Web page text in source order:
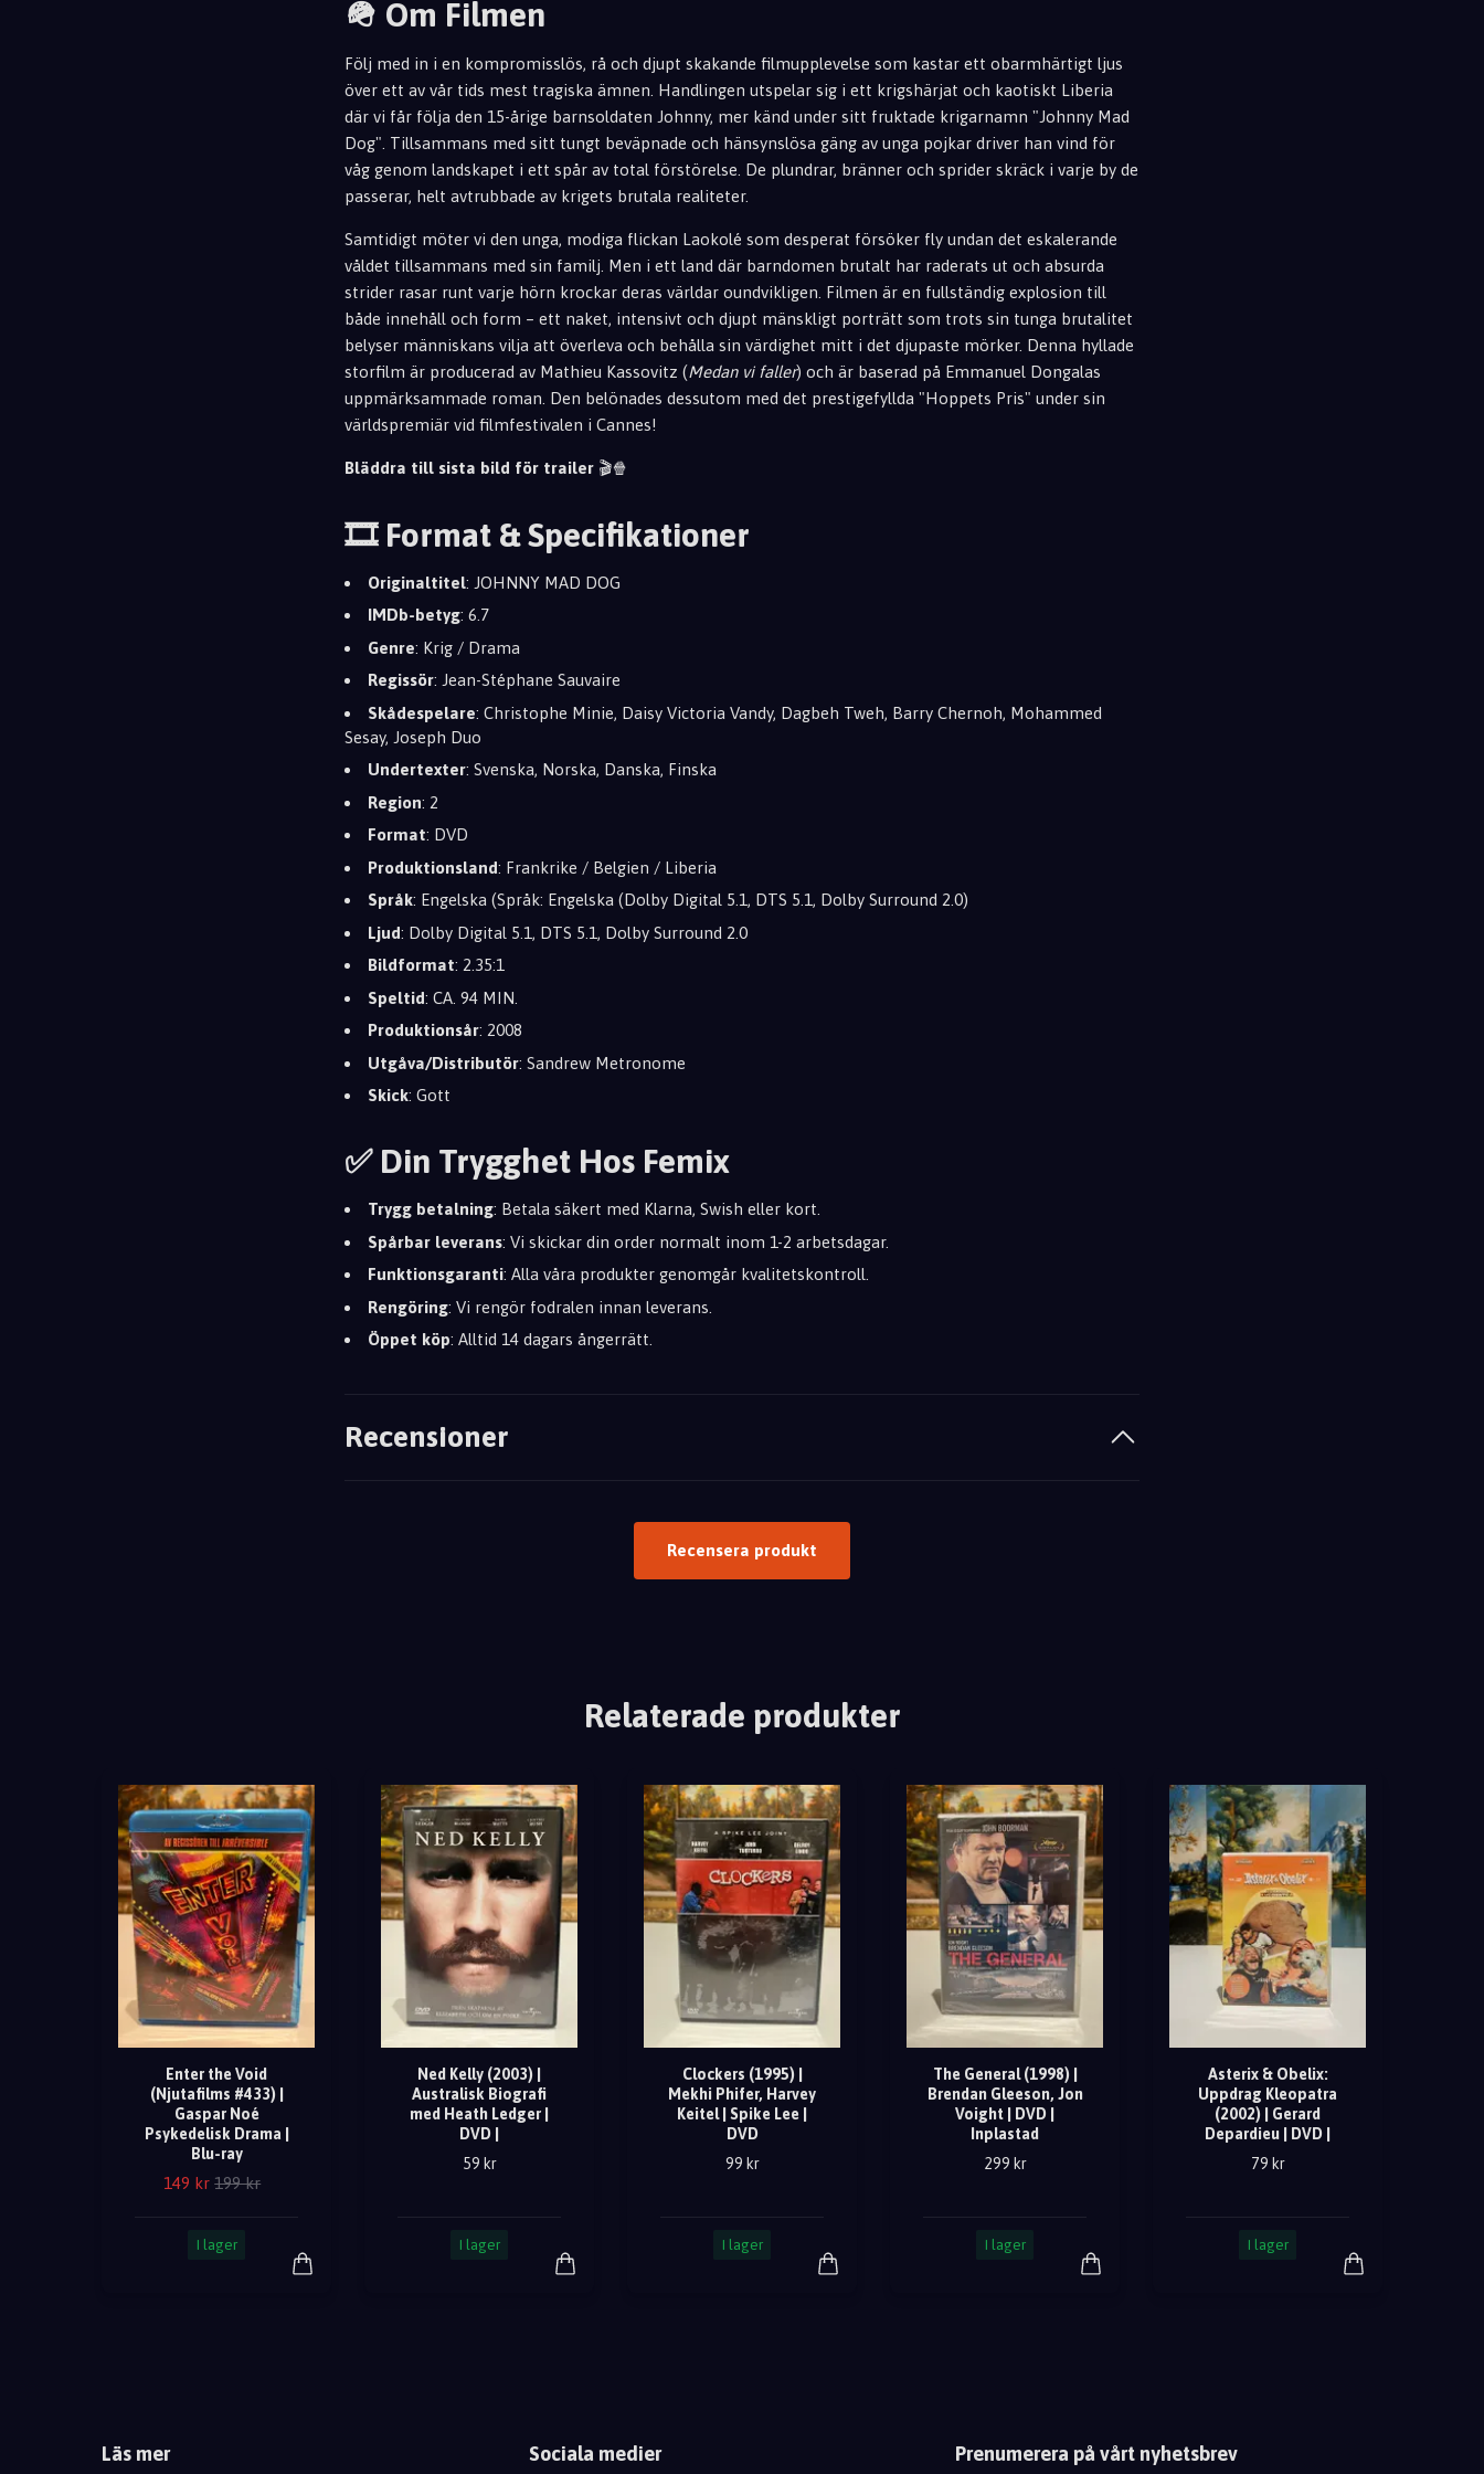
🪖 Om Filmen
Följ med in i en kompromisslös, rå och djupt skakande filmupplevelse som kastar ett obarmhärtigt ljus
över ett av vår tids mest tragiska ämnen. Handlingen utspelar sig i ett krigshärjat och kaotiskt Liberia
där vi får följa den 15-årige barnsoldaten Johnny, mer känd under sitt fruktade krigarnamn "Johnny Mad
Dog". Tillsammans med sitt tungt beväpnade och hänsynslösa gäng av unga pojkar driver han vind för
våg genom landskapet i ett spår av total förstörelse. De plundrar, bränner och sprider skräck i varje by de
passerar, helt avtrubbade av krigets brutala realiteter.
Samtidigt möter vi den unga, modiga flickan Laokolé som desperat försöker fly undan det eskalerande
våldet tillsammans med sin familj. Men i ett land där barndomen brutalt har raderats ut och absurda
strider rasar runt varje hörn krockar deras världar oundvikligen. Filmen är en fullständig explosion till
både innehåll och form – ett naket, intensivt och djupt mänskligt porträtt som trots sin tunga brutalitet
belyser människans vilja att överleva och behålla sin värdighet mitt i det djupaste mörker. Denna hyllade
storfilm är producerad av Mathieu Kassovitz (Medan vi faller) och är baserad på Emmanuel Dongalas
uppmärksammade roman. Den belönades dessutom med det prestigefyllda "Hoppets Pris" under sin
världspremiär vid filmfestivalen i Cannes!
Bläddra till sista bild för trailer 🎬🍿
🎞️ Format & Specifikationer
Originaltitel: JOHNNY MAD DOG
IMDb-betyg: 6.7
Genre: Krig / Drama
Regissör: Jean-Stéphane Sauvaire
Skådespelare: Christophe Minie, Daisy Victoria Vandy, Dagbeh Tweh, Barry Chernoh, Mohammed
Sesay, Joseph Duo
Undertexter: Svenska, Norska, Danska, Finska
Region: 2
Format: DVD
Produktionsland: Frankrike / Belgien / Liberia
Språk: Engelska (Språk: Engelska (Dolby Digital 5.1, DTS 5.1, Dolby Surround 2.0)
Ljud: Dolby Digital 5.1, DTS 5.1, Dolby Surround 2.0
Bildformat: 2.35:1
Speltid: CA. 94 MIN.
Produktionsår: 2008
Utgåva/Distributör: Sandrew Metronome
Skick: Gott
✅ Din Trygghet Hos Femix
Trygg betalning: Betala säkert med Klarna, Swish eller kort.
Spårbar leverans: Vi skickar din order normalt inom 1-2 arbetsdagar.
Funktionsgaranti: Alla våra produkter genomgår kvalitetskontroll.
Rengöring: Vi rengör fodralen innan leverans.
Öppet köp: Alltid 14 dagars ångerrätt.
Recensioner
Recensera produkt
Relaterade produkter
Enter the Void
(Njutafilms #433) |
Gaspar Noé
Psykedelisk Drama |
Blu-ray
149 kr 199 kr
I lager
Ned Kelly (2003) |
Australisk Biografi
med Heath Ledger |
DVD |
59 kr
I lager
Clockers (1995) |
Mekhi Phifer, Harvey
Keitel | Spike Lee |
DVD
99 kr
I lager
The General (1998) |
Brendan Gleeson, Jon
Voight | DVD |
Inplastad
299 kr
I lager
Asterix & Obelix:
Uppdrag Kleopatra
(2002) | Gerard
Depardieu | DVD |
79 kr
I lager
Läs mer Sociala medier Prenumerera på vårt nyhetsbrev